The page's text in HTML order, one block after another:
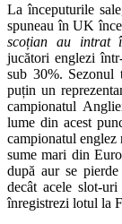
La începuturile
spuneau în UK
scoțian au intrat
jucători englezi
sub 30%. Sezonul
puțin un
campionatul
lume din acest
campionatul
sume mari din
după aur se
decât acele slot-
înregistrezi lotul la